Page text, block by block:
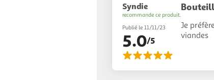
Syndie
recommande ce produit.
Publié le 11/11/23
5.0/5
Je
viandes